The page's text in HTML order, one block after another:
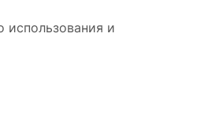
использования и